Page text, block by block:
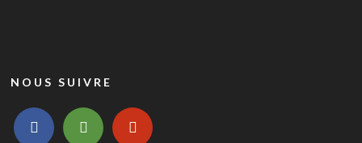
NOUS SUIVRE
facebooktripadvisor
yelp